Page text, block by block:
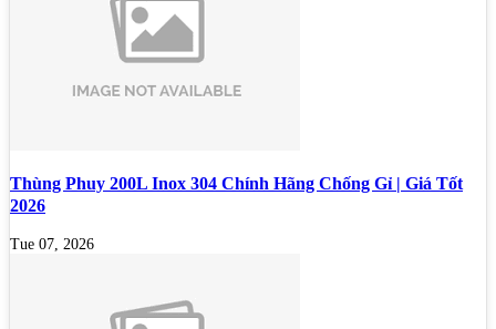
Thùng Phuy 200L Inox 304 Chính Hãng Chống Gỉ | Giá Tốt
2026
Tue 07, 2026